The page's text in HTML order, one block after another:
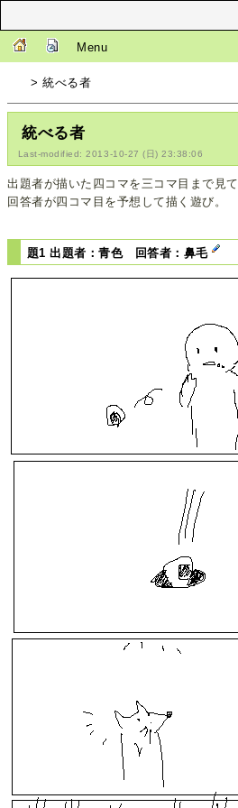
Menu
> 統べる者
統べる者
Last-modified: 2013-10-27 (日) 23:38:06
出題者が描いた四コマを三コマ目まで見て
回答者が四コマ目を予想して描く遊び。
題1 出題者：青色 回答者：鼻毛